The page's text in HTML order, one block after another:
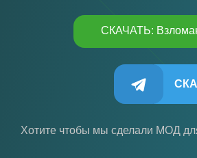
СКАЧАТЬ:
Хотите чтобы мы сделали МОД